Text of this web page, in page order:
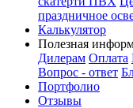
праздничное
Калькулятор
Полезная
Дилерам Оплата
Вопрос - ответ
Портфолио
Отзывы